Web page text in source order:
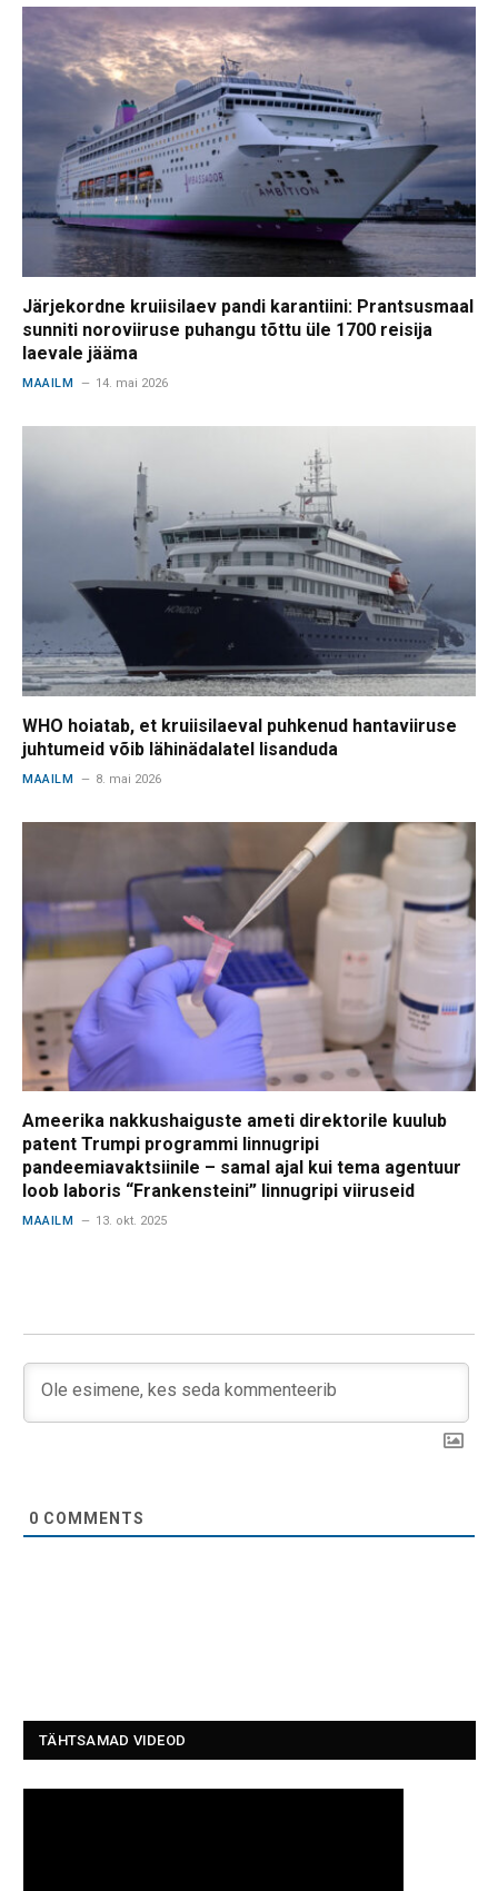
Järjekordne kruiisilaev pandi karantiini: Prantsusmaal
sunniti noroviiruse puhangu tõttu üle 1700 reisija
laevale jääma
MAAILM 14. mai 2026
WHO hoiatab, et kruiisilaeval puhkenud hantaviiruse
juhtumeid võib lähinädalatel lisanduda
MAAILM 8. mai 2026
Ameerika nakkushaiguste ameti direktorile kuulub
patent Trumpi programmi linnugripi
pandeemiavaktsiinile – samal ajal kui tema agentuur
loob laboris “Frankensteini” linnugripi viiruseid
MAAILM 13. okt. 2025
0 COMMENTS
TÄHTSAMAD VIDEOD